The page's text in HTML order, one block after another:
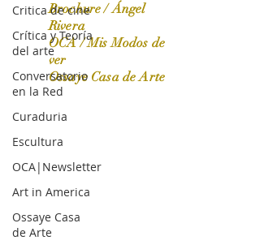
Critica de cine
Crítica y Teoría
del arte
Conversatorio
en la Red
Curaduria
Escultura
OCA|Newsletter
Art in America
Ossaye Casa
de Arte
OCA|News 31 / Marzo-Abril / 2024
Brochure / Ángel
Rivera
OCA / Mis Modos de
ver
Ossaye Casa de Arte